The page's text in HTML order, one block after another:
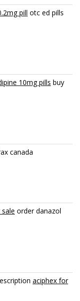
pill otc ed pills
10mg pills buy
canada
order danazol
aciphex for